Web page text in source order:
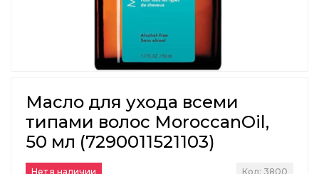
Масло для ухода всеми
типами волос MoroccanOil,
50 мл (7290011521103)
Нет в наличии Код: 3800